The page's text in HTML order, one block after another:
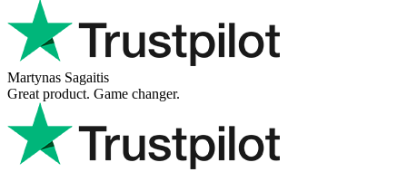
Martynas Sagaitis
Great product. Game changer.